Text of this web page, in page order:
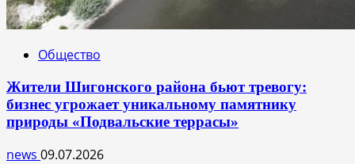
Общество
Жители Шигонского района бьют тревогу:
бизнес угрожает уникальному памятнику
природы «Подвальские террасы»
news 09.07.2026